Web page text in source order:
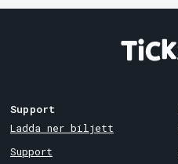
Support
Ladda ner biljett
Support